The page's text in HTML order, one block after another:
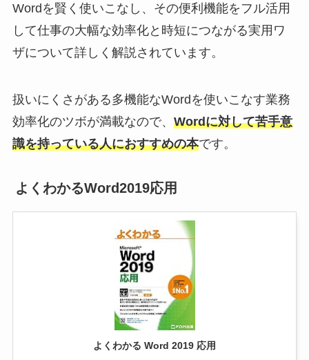
Wordを賢く使いこなし、その便利機能をフル活用
して仕事の大幅な効率化と時短につながる実用ワ
ザについて詳しく解説されています。
扱いにくさがある多機能なWordを使いこなす業務
効率化のツボが満載なので、 Wordに対して苦手意
識を持っている人におすすめの本です。
よくわかるWord2019応用
よくわかる Word 2019 応用